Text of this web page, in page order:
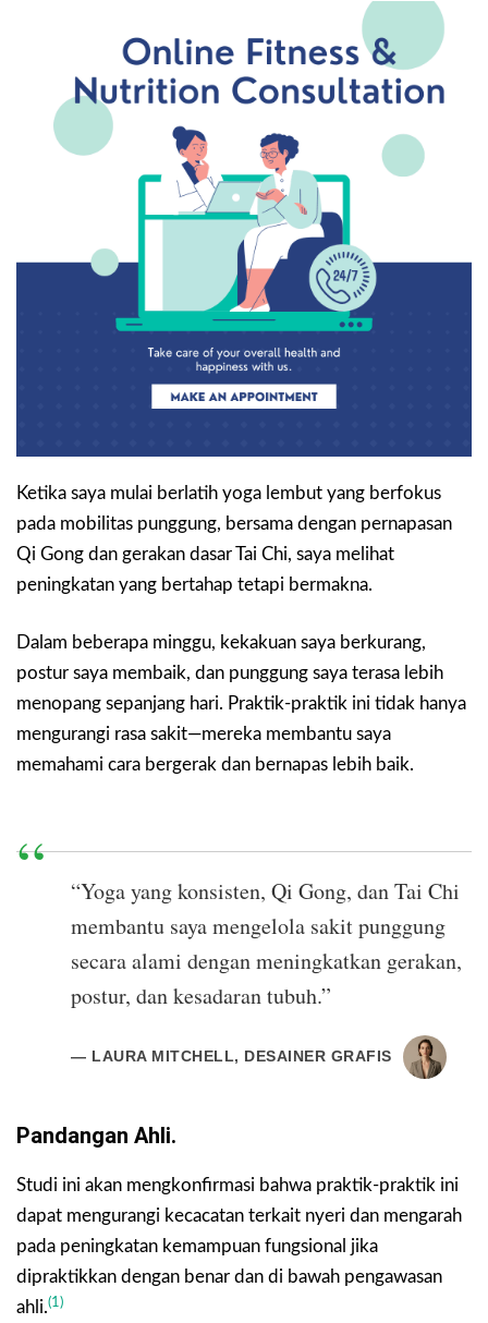
Ketika saya mulai berlatih yoga lembut yang berfokus
pada mobilitas punggung, bersama dengan pernapasan
Qi Gong dan gerakan dasar Tai Chi, saya melihat
peningkatan yang bertahap tetapi bermakna.
Dalam beberapa minggu, kekakuan saya berkurang,
postur saya membaik, dan punggung saya terasa lebih
menopang sepanjang hari. Praktik-praktik ini tidak hanya
mengurangi rasa sakit—mereka membantu saya
memahami cara bergerak dan bernapas lebih baik.
“Yoga yang konsisten, Qi Gong, dan Tai Chi
membantu saya mengelola sakit punggung
secara alami dengan meningkatkan gerakan,
postur, dan kesadaran tubuh.”
— LAURA MITCHELL, DESAINER GRAFIS
Pandangan Ahli.
Studi ini akan mengkonfirmasi bahwa praktik-praktik ini
dapat mengurangi kecacatan terkait nyeri dan mengarah
pada peningkatan kemampuan fungsional jika
dipraktikkan dengan benar dan di bawah pengawasan
ahli.(1)